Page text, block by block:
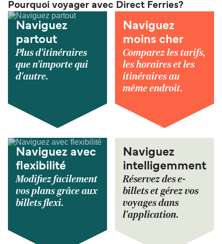
Pourquoi voyager avec Direct Ferries?
Naviguez
partout
Plus d'itinéraires
que n'importe qui
d'autre.
Naviguez
moins cher
Comparez les tarifs,
les horaires et les
itinéraires au
même endroit.
Naviguez avec
flexibilité
Modifiez facilement
vos plans grâce aux
billets flexi.
Naviguez
intelligemment
Réservez des e-
billets et gérez vos
voyages dans
l'application.